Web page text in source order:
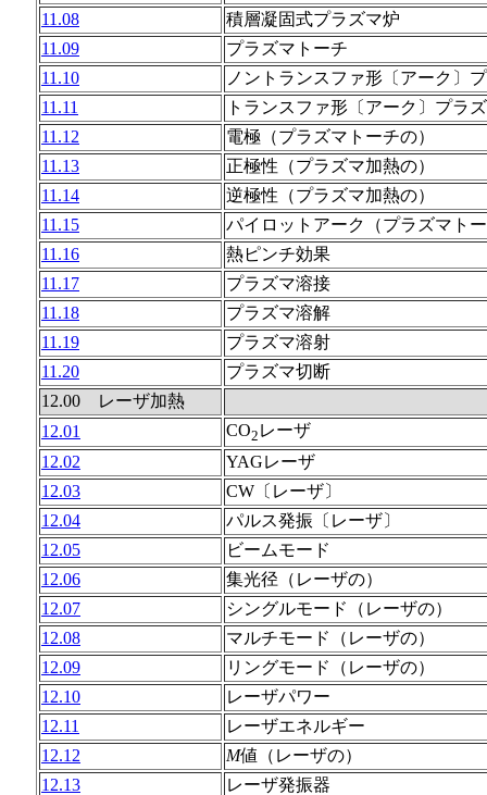
11.08
積層凝固式プラズマ炉
11.09
プラズマトーチ
11.10
ノントランスファ形〔アーク〕
11.11
トランスファ形〔アーク〕プラ
11.12
電極（プラズマトーチの）
11.13
正極性（プラズマ加熱の）
11.14
逆極性（プラズマ加熱の）
11.15
パイロットアーク（プラズマト
11.16
熱ピンチ効果
11.17
プラズマ溶接
11.18
プラズマ溶解
11.19
プラズマ溶射
11.20
プラズマ切断
12.00 レーザ加熱
12.01
CO2 レーザ
12.02
YAGレーザ
12.03
CW〔レーザ〕
12.04
パルス発振〔レーザ〕
12.05
ビームモード
12.06
集光径（レーザの）
12.07
シングルモード（レーザの）
12.08
マルチモード（レーザの）
12.09
リングモード（レーザの）
12.10
レーザパワー
12.11
レーザエネルギー
12.12
M値（レーザの）
12.13
レーザ発振器